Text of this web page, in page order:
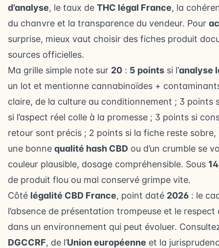
d’analyse, le taux de THC légal France, la
du chanvre et la transparence du vendeur. Pour
surprise, mieux vaut choisir des fiches produit
sources officielles.
Ma grille simple note sur 20 : 5 points si l’analyse
un lot et mentionne cannabinoïdes +
claire, de la culture au conditionnement ; 3 points
si l’aspect réel colle à la promesse ; 3 points si
retour sont précis ; 2 points si la fiche reste
une bonne qualité hash CBD ou d’un crumble se
couleur plausible, dosage compréhensible. Sous
de produit flou ou mal conservé grimpe vite.
Côté légalité CBD France, point daté 2026 : le
l’absence de présentation trompeuse et le
dans un environnement qui peut évoluer.
DGCCRF, de l’Union européenne et la